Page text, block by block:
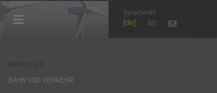
Sprachwahl
de en
BAHN UND VERKEHR